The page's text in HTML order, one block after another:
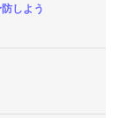
しよう